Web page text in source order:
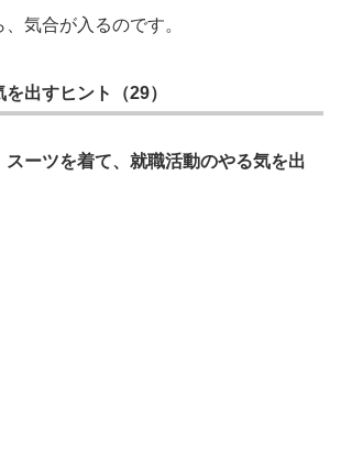
気合が入るのです。
出すヒント（29）
スーツを着て、就職活動のやる気を出